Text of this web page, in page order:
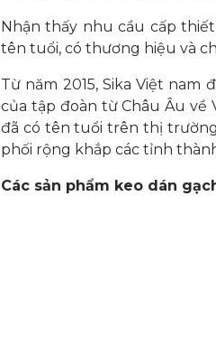
Nhận thấy nhu cầu cấp
tên tuổi, có thương hiệu và
Từ năm 2015, Sika Việt
của tập đoàn từ Châu Âu về
đã có tên tuổi trên thị
phối rộng khắp các tỉnh
Các sản phẩm keo dán